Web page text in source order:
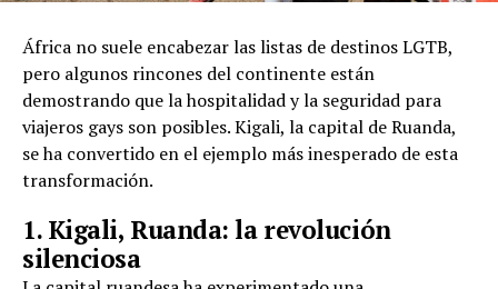
África no suele encabezar las listas de destinos LGTB,
pero algunos rincones del continente están
demostrando que la hospitalidad y la seguridad para
viajeros gays son posibles. Kigali, la capital de Ruanda,
se ha convertido en el ejemplo más inesperado de esta
transformación.
1. Kigali, Ruanda: la revolución
silenciosa